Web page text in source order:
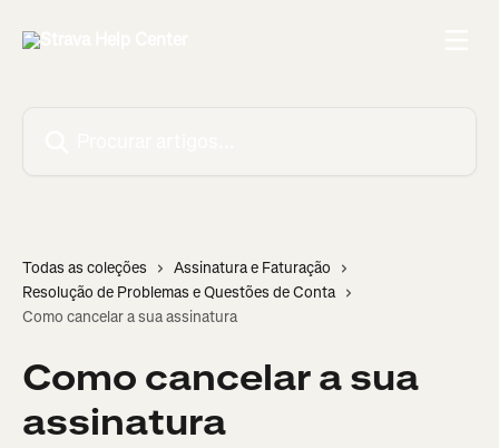
Todas as coleções
Assinatura e Faturação
Resolução de Problemas e Questões de Conta
Como cancelar a sua assinatura
Como cancelar a sua
assinatura